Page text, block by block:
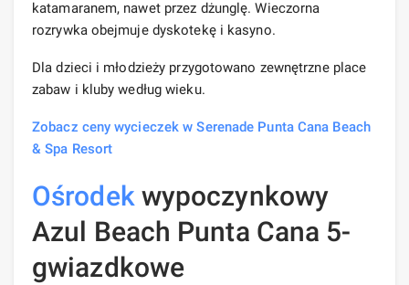
katamaranem, nawet przez dżunglę. Wieczorna
rozrywka obejmuje dyskotekę i kasyno.
Dla dzieci i młodzieży przygotowano zewnętrzne place
zabaw i kluby według wieku.
Zobacz ceny wycieczek w Serenade Punta Cana Beach
& Spa Resort
Ośrodek wypoczynkowy
Azul Beach Punta Cana 5-
gwiazdkowe